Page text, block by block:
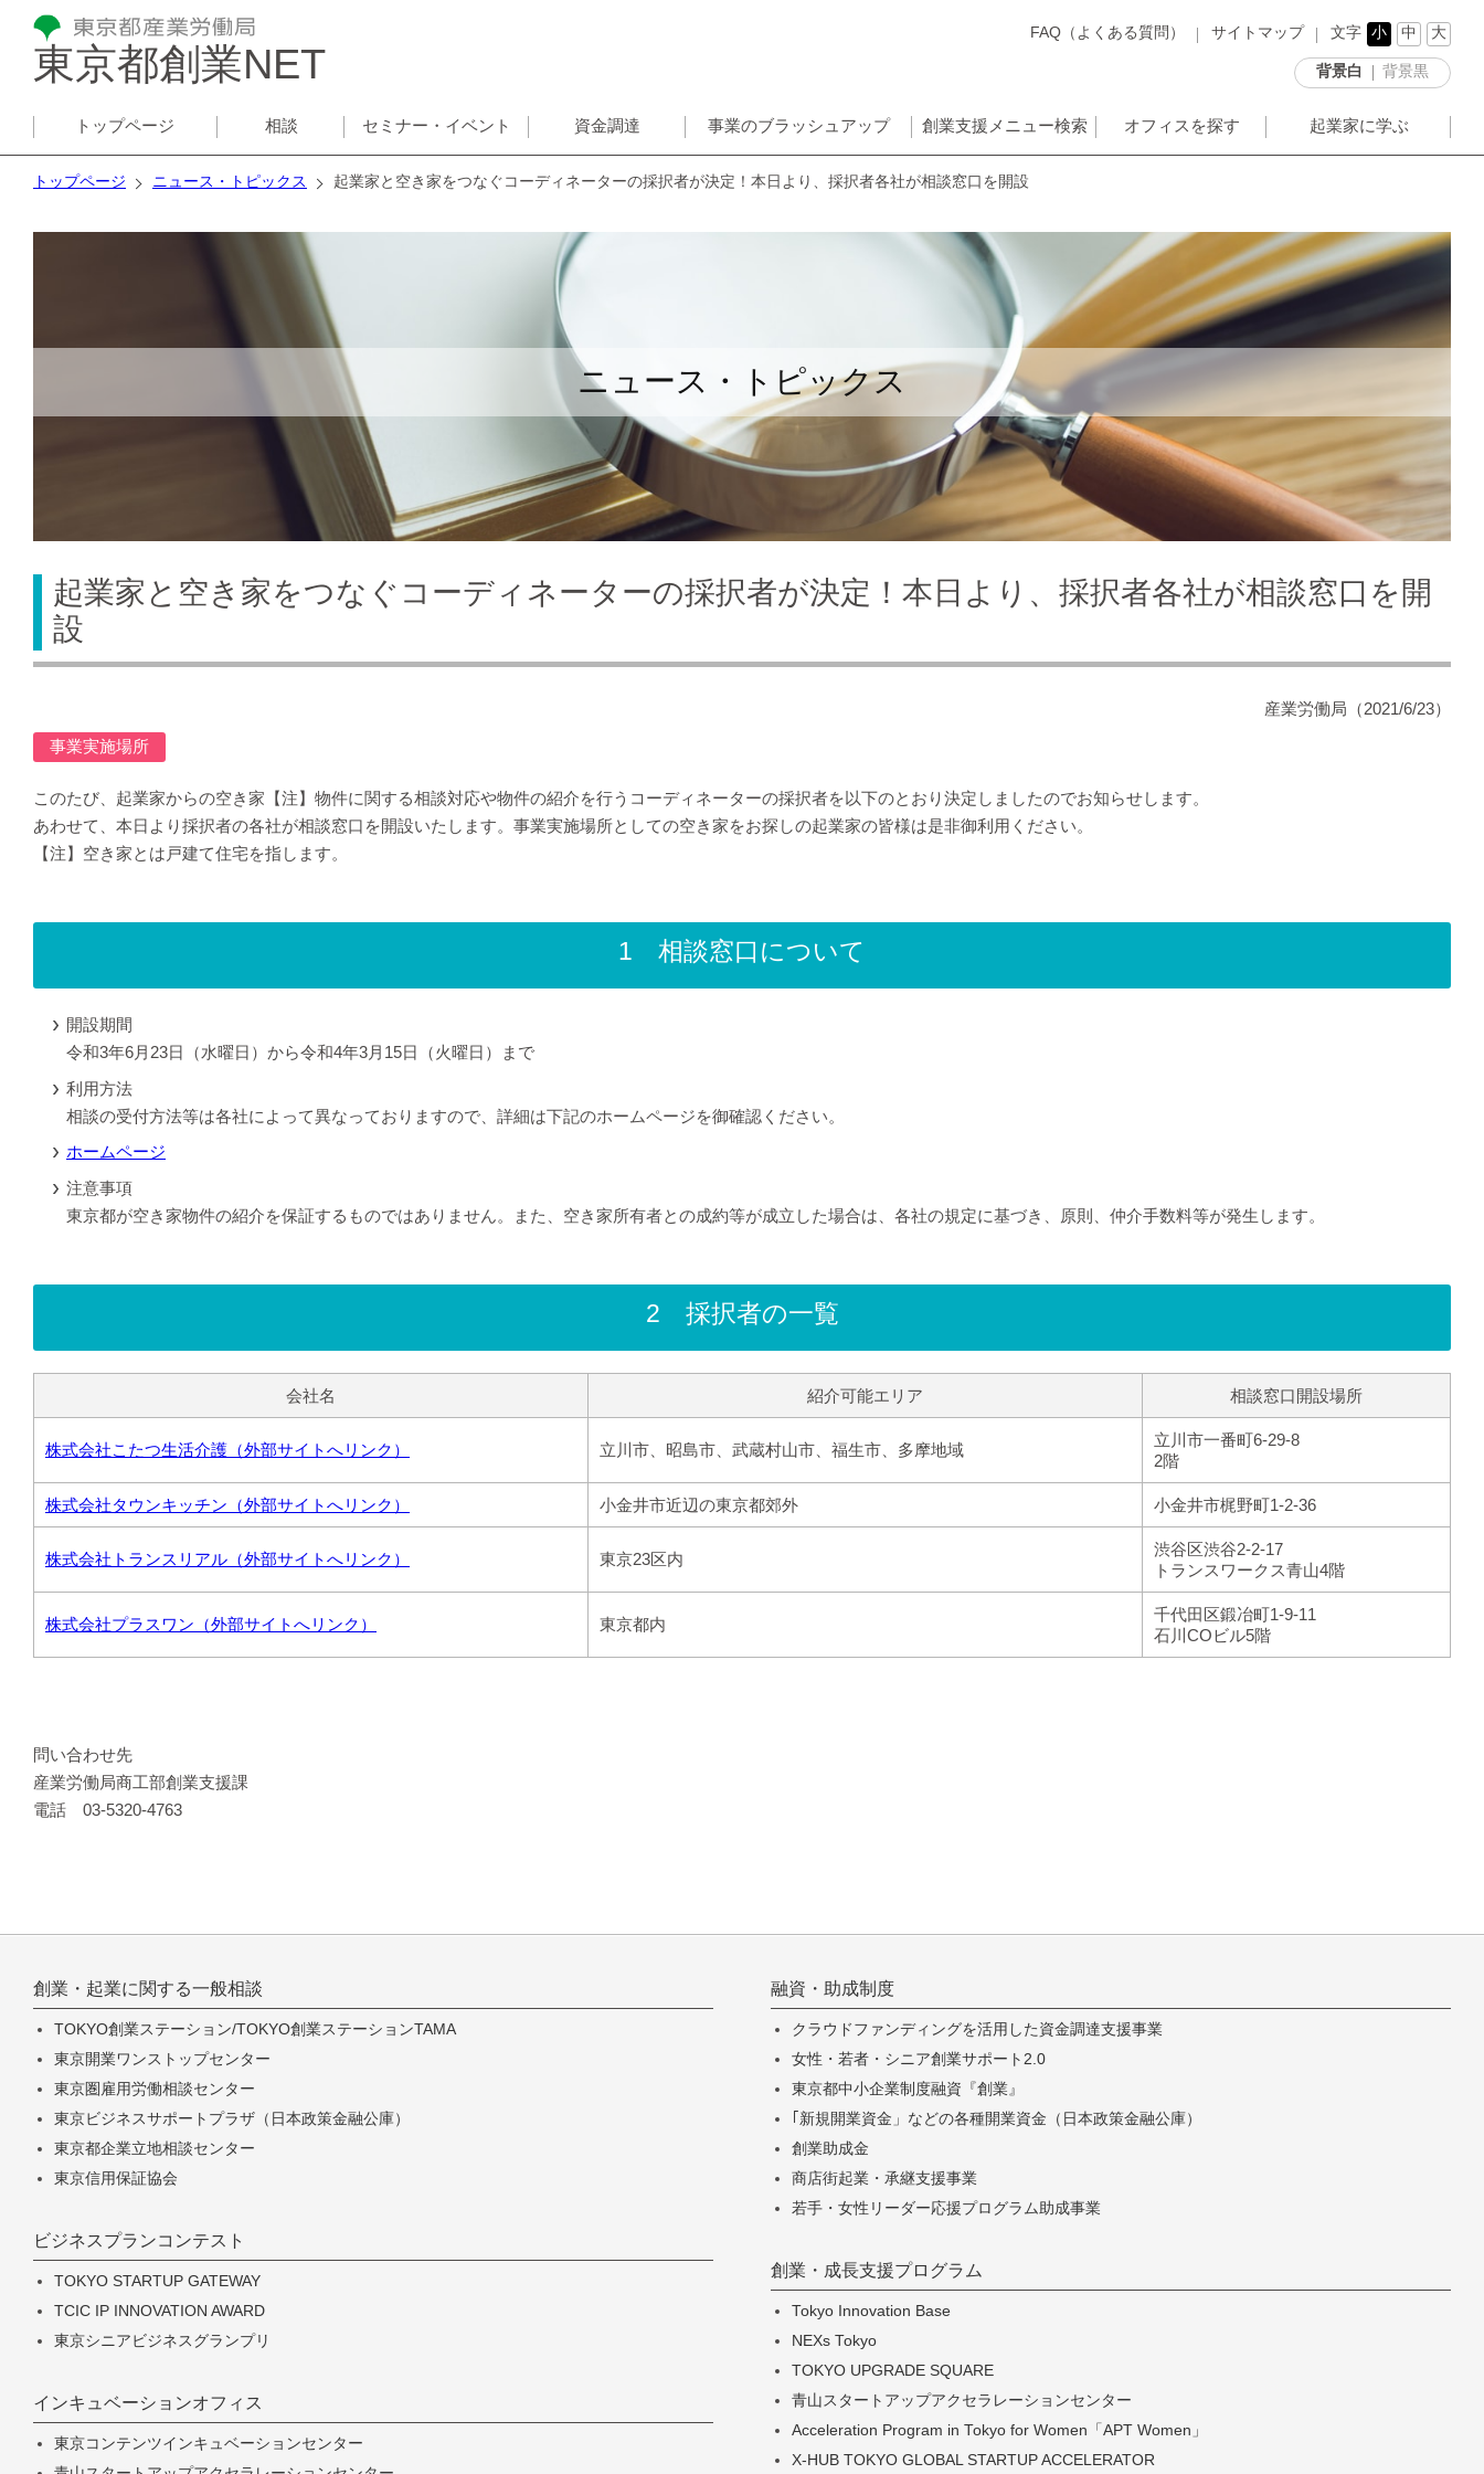
東京都創業NET
FAQ（よくある質問） サイトマップ 文字 小 中 大
背景白 背景黒
トップページ 相談 セミナー・イベント 資金調達 事業のブラッシュアップ 創業支援メニュー検索 オフィスを探す 起業家に学ぶ
トップページ ニュース・トピックス 起業家と空き家をつなぐコーディネーターの採択者が決定！本日より、採択者各社が相談窓口を開設
ニュース・トピックス
起業家と空き家をつなぐコーディネーターの採択者が決定！本日より、採択者各社が相談窓口を開
設
産業労働局 （2021/6/23）
事業実施場所
このたび、起業家からの空き家【注】物件に関する相談対応や物件の紹介を行うコーディネーターの採択者を以下のとおり決定しましたのでお知らせします。
あわせて、本日より採択者の各社が相談窓口を開設いたします。事業実施場所としての空き家をお探しの起業家の皆様は是非御利用ください。
【注】空き家とは戸建て住宅を指します。
1 相談窓口について
開設期間
令和3年6月23日（水曜日）から令和4年3月15日（火曜日）まで
利用方法
相談の受付方法等は各社によって異なっておりますので、詳細は下記のホームページを御確認ください。
ホームページ
注意事項
東京都が空き家物件の紹介を保証するものではありません。また、空き家所有者との成約等が成立した場合は、各社の規定に基づき、原則、仲介手数料等が発生します。
2 採択者の一覧
会社名 紹介可能エリア 相談窓口開設場所
株式会社こたつ生活介護（外部サイトへリンク） 立川市、昭島市、武蔵村山市、福生市、多摩地域
立川市一番町6-29-8
2階
株式会社タウンキッチン（外部サイトへリンク） 小金井市近辺の東京都郊外 小金井市梶野町1-2-36
株式会社トランスリアル（外部サイトへリンク） 東京23区内
渋谷区渋谷2-2-17
トランスワークス青山4階
株式会社プラスワン（外部サイトへリンク） 東京都内
千代田区鍛冶町1-9-11
石川COビル5階
問い合わせ先
産業労働局商工部創業支援課
電話 03-5320-4763
創業・起業に関する一般相談
TOKYO創業ステーション/TOKYO創業ステーションTAMA
東京開業ワンストップセンター
東京圏雇用労働相談センター
東京ビジネスサポートプラザ（日本政策金融公庫）
東京都企業立地相談センター
東京信用保証協会
ビジネスプランコンテスト
TOKYO STARTUP GATEWAY
TCIC IP INNOVATION AWARD
東京シニアビジネスグランプリ
インキュベーションオフィス
東京コンテンツインキュベーションセンター
融資・助成制度
クラウドファンディングを活用した資金調達支援事業
女性・若者・シニア創業サポート2.0
東京都中小企業制度融資『創業』
｢新規開業資金」などの各種開業資金（日本政策金融公庫）
創業助成金
商店街起業・承継支援事業
若手・女性リーダー応援プログラム助成事業
創業・成長支援プログラム
Tokyo Innovation Base
NEXs Tokyo
TOKYO UPGRADE SQUARE
青山スタートアップアクセラレーションセンター
Acceleration Program in Tokyo for Women「APT Women」
X-HUB TOKYO GLOBAL STARTUP ACCELERATOR